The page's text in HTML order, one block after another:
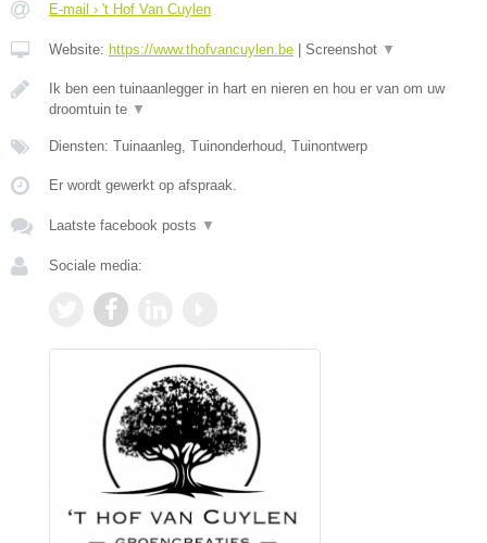
E-mail › 't Hof Van Cuylen
Website: https://www.thofvancuylen.be Screenshot ▼
Ik ben een tuinaanlegger in hart en nieren en hou er van om uw
droomtuin te ▼
Diensten: Tuinaanleg, Tuinonderhoud, Tuinontwerp
Er wordt gewerkt op afspraak.
Laatste facebook posts ▼
Sociale media: